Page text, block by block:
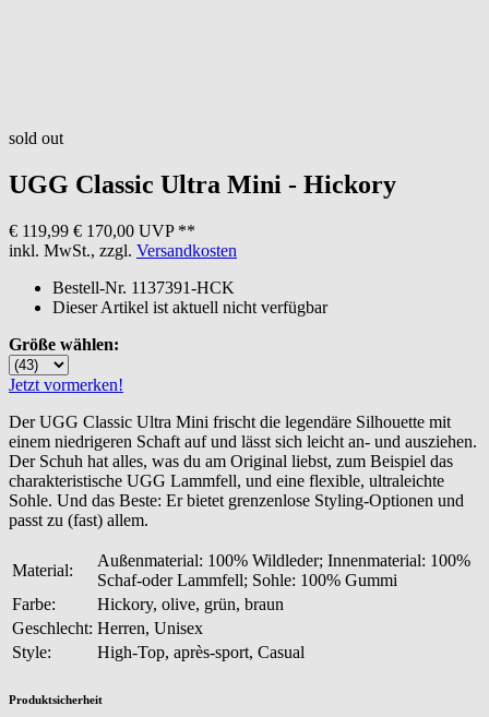
sold out
UGG Classic Ultra Mini - Hickory
€ 119,99 € 170,00 UVP **
inkl. MwSt., zzgl. Versandkosten
Bestell-Nr. 1137391-HCK
Dieser Artikel ist aktuell nicht verfügbar
Größe wählen:
Jetzt vormerken!
Der UGG Classic Ultra Mini frischt die legendäre Silhouette mit
einem niedrigeren Schaft auf und lässt sich leicht an- und ausziehen.
Der Schuh hat alles, was du am Original liebst, zum Beispiel das
charakteristische UGG Lammfell, und eine flexible, ultraleichte
Sohle. Und das Beste: Er bietet grenzenlose Styling-Optionen und
passt zu (fast) allem.
Material:
Außenmaterial: 100% Wildleder; Innenmaterial: 100%
Schaf-oder Lammfell; Sohle: 100% Gummi
Farbe:
Hickory, olive, grün, braun
Geschlecht: Herren, Unisex
Style:
High-Top, après-sport, Casual
Produktsicherheit